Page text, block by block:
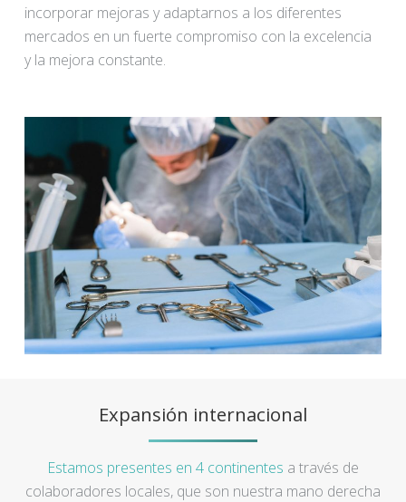
incorporar mejoras y adaptarnos a los diferentes
mercados en un fuerte compromiso con la excelencia
y la mejora constante.
Expansión internacional
Estamos presentes en 4 continentes a través de
colaboradores locales, que son nuestra mano derecha